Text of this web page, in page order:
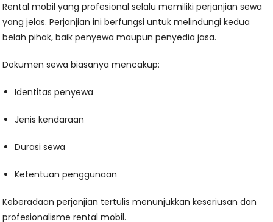
Rental mobil yang profesional selalu memiliki perjanjian sewa
yang jelas. Perjanjian ini berfungsi untuk melindungi kedua
belah pihak, baik penyewa maupun penyedia jasa.
Dokumen sewa biasanya mencakup:
Identitas penyewa
Jenis kendaraan
Durasi sewa
Ketentuan penggunaan
Keberadaan perjanjian tertulis menunjukkan keseriusan dan
profesionalisme rental mobil.